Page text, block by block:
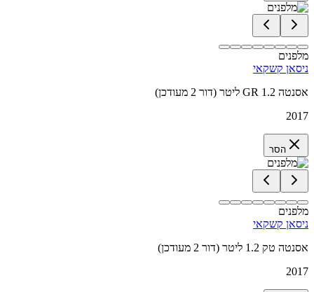
מלפנים
ניסאן קשקאי
אסנטה GR 1.2 ליטר (דור 2 מעודכן)
2017
הסר
מלפנים
ניסאן קשקאי
אסנטה טק 1.2 ליטר (דור 2 מעודכן)
2017